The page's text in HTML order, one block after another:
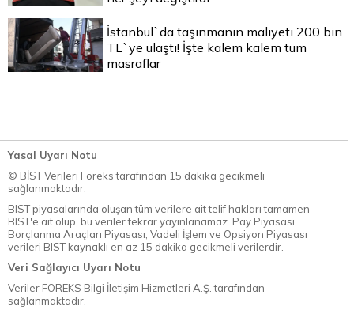
İstanbul`da taşınmanın maliyeti 200 bin
TL`ye ulaştı! İşte kalem kalem tüm
masraflar
Yasal Uyarı Notu
© BİST Verileri Foreks tarafından 15 dakika gecikmeli
sağlanmaktadır.
BIST piyasalarında oluşan tüm verilere ait telif hakları tamamen
BIST'e ait olup, bu veriler tekrar yayınlanamaz. Pay Piyasası,
Borçlanma Araçları Piyasası, Vadeli İşlem ve Opsiyon Piyasası
verileri BIST kaynaklı en az 15 dakika gecikmeli verilerdir.
Veri Sağlayıcı Uyarı Notu
Veriler FOREKS Bilgi İletişim Hizmetleri A.Ş. tarafından
sağlanmaktadır.